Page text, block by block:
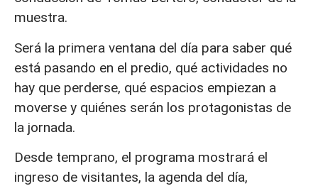
muestra.
Será la primera ventana del día para saber qué
está pasando en el predio, qué actividades no
hay que perderse, qué espacios empiezan a
moverse y quiénes serán los protagonistas de
la jornada.
Desde temprano, el programa mostrará el
ingreso de visitantes, la agenda del día,